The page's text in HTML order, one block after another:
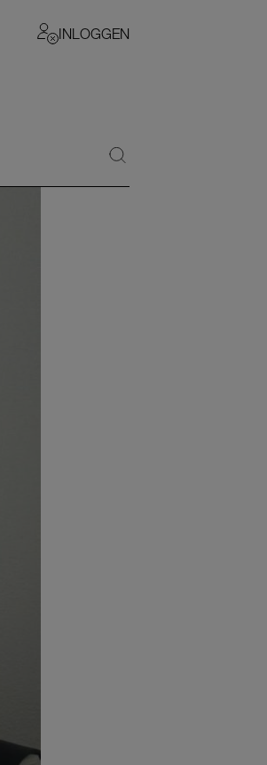
INLOGGEN